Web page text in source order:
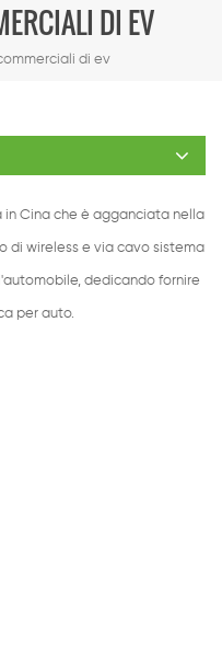
DI EV
di ev
in Cina che è agganciata nella
di wireless e via cavo sistema
dedicando fornire
per auto.